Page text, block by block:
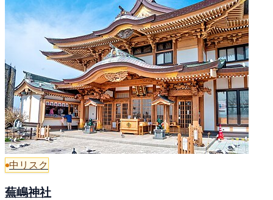
中リスク
蕪嶋神社